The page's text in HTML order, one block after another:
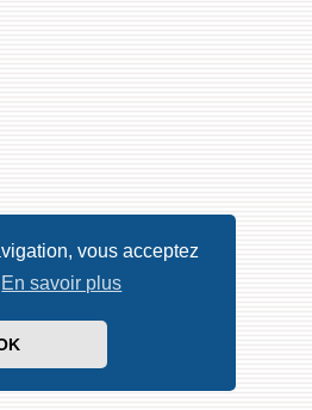
vous acceptez
En savoir plus